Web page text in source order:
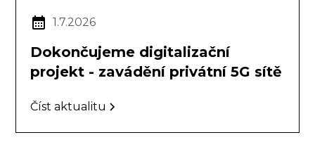
1.7.2026
Dokončujeme digitalizační
projekt - zavádění privátní 5G sítě
Číst aktualitu